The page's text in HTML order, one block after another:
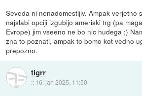
Seveda ni nenadomestljiv. Ampak verjetno
najslabi opciji izgubijo ameriski trg (pa
Evrope) jim vseeno ne bo nic hudega ;)
zna to poznati, ampak to bomo kot vedno
prepozno.
tigrr
:: 16. jan 2025, 11:50